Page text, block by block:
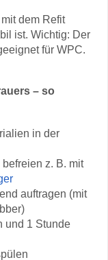
dem Refit
ist. Wichtig: Der
für WPC.
– so
in der
z. B. mit
auftragen (mit
und 1 Stunde